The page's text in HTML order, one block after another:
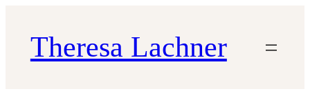
Theresa Lachner